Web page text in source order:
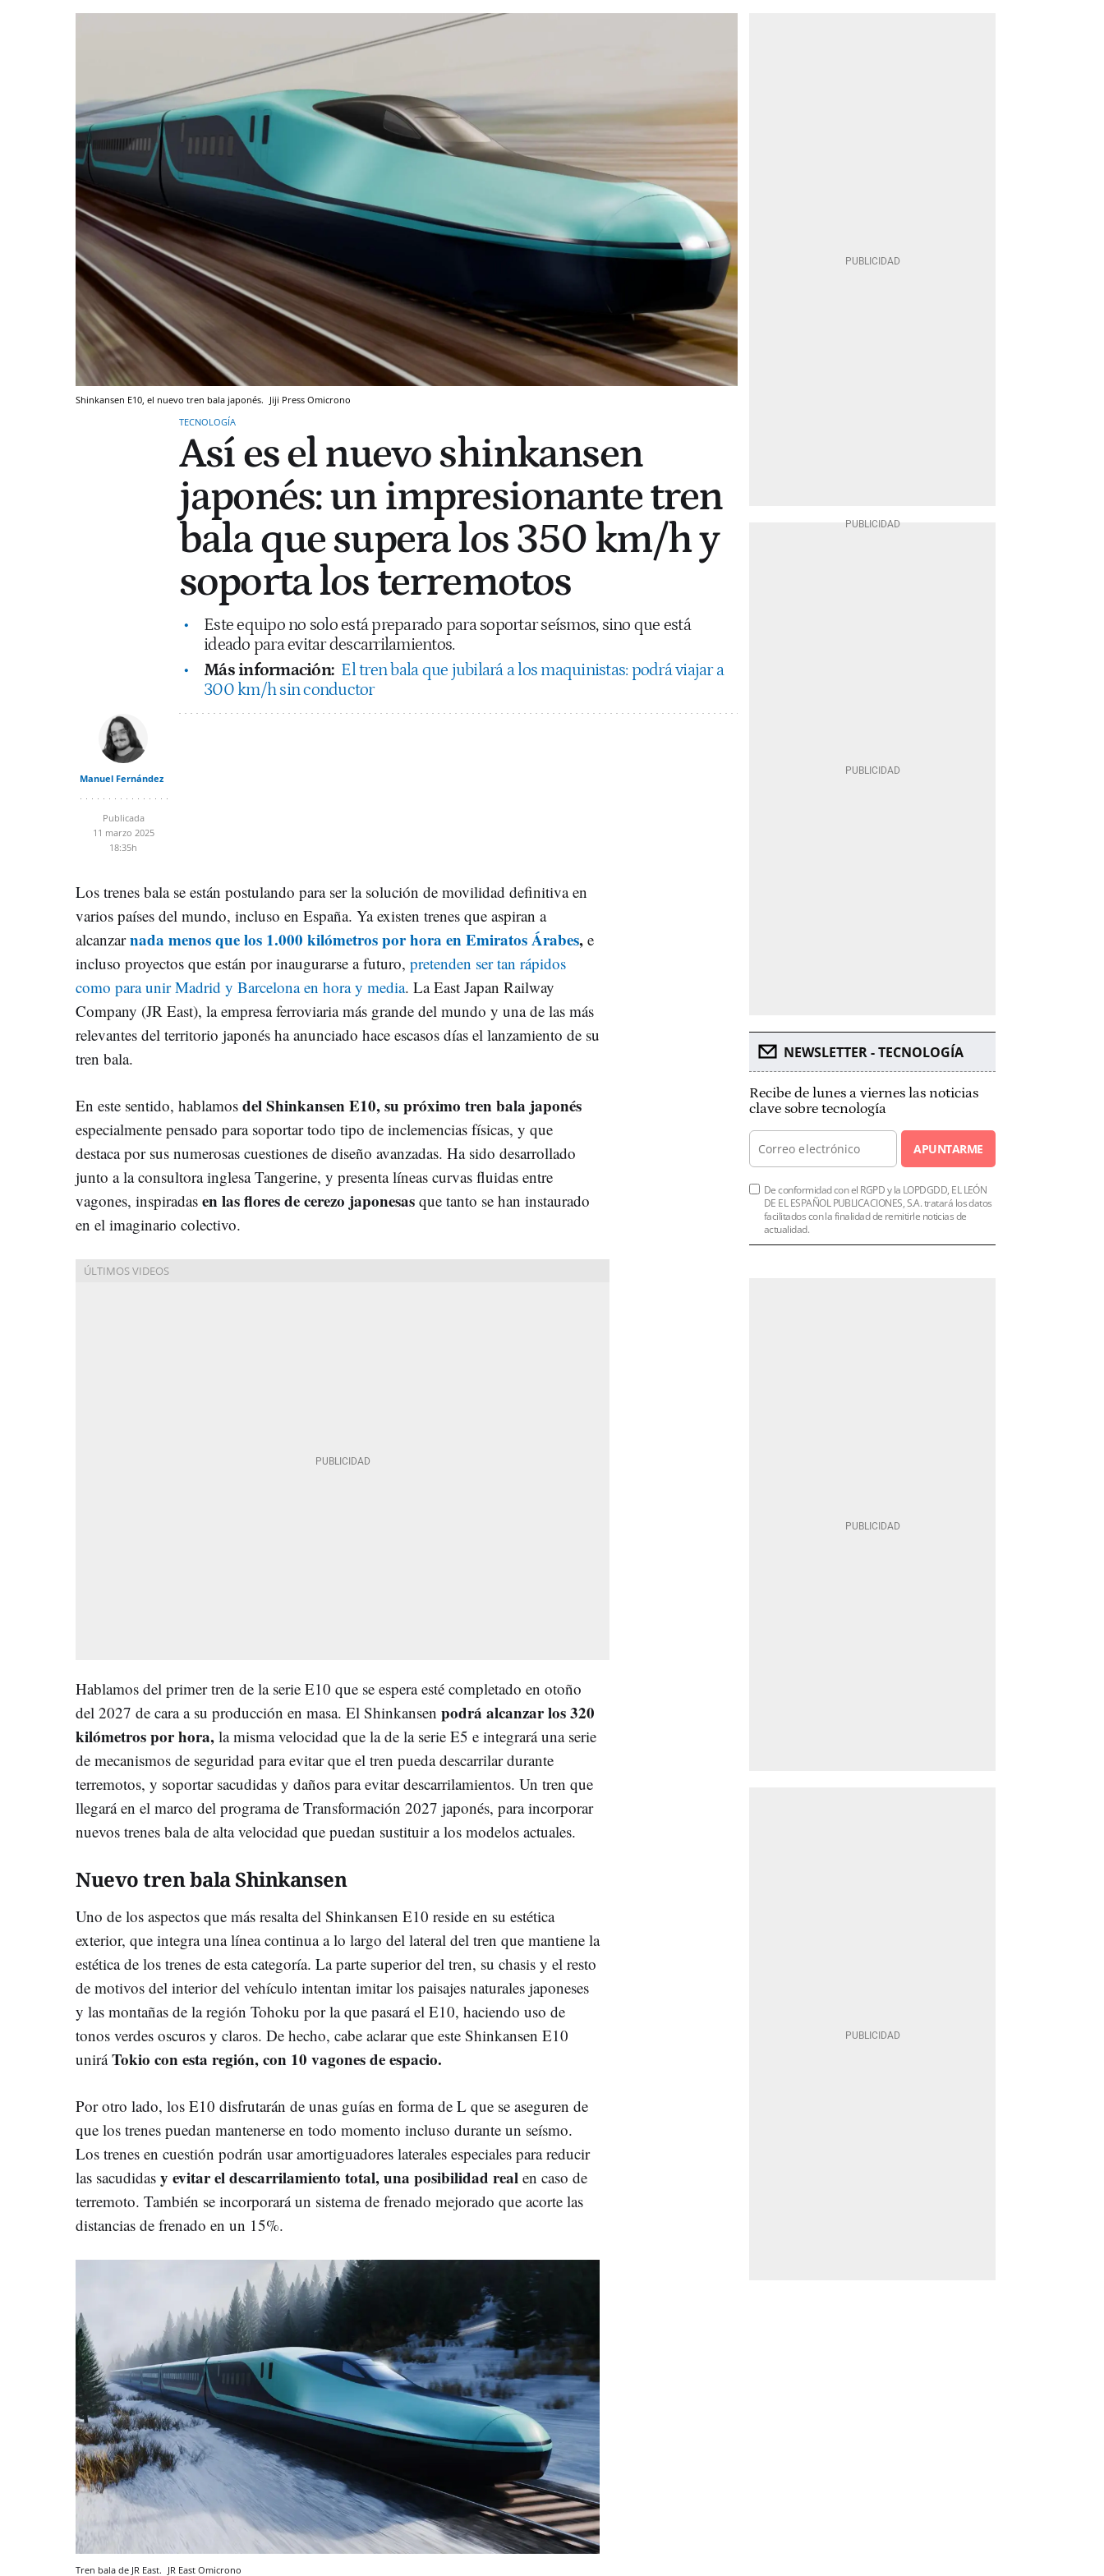
Shinkansen E10, el nuevo tren bala japonés. Jiji Press Omicrono
TECNOLOGÍA
Así es el nuevo shinkansen
japonés: un impresionante tren
bala que supera los 350 km/h y
soporta los terremotos
Este equipo no solo está preparado para soportar seísmos, sino que está
ideado para evitar descarrilamientos.
Más información: El tren bala que jubilará a los maquinistas: podrá viajar a
300 km/h sin conductor
Manuel Fernández
Publicada
11 marzo 2025
18:35h
Los trenes bala se están postulando para ser la solución de movilidad definitiva en
varios países del mundo, incluso en España. Ya existen trenes que aspiran a
alcanzarnada menos que los 1.000 kilómetros por hora en Emiratos Árabes, e
incluso proyectos que están por inaugurarse a futuro, pretenden ser tan rápidos
como para unir Madrid y Barcelona en hora y media. La East Japan Railway
Company (JR East), la empresa ferroviaria más grande del mundo y una de las más
relevantes del territorio japonés ha anunciado hace escasos días el lanzamiento de su
tren bala.
En este sentido, hablamos del Shinkansen E10, su próximo tren bala japonés
especialmente pensado para soportar todo tipo de inclemencias físicas, y que
destaca por sus numerosas cuestiones de diseño avanzadas. Ha sido desarrollado
junto a la consultora inglesa Tangerine, y presenta líneas curvas fluidas entre
vagones, inspiradas en las flores de cerezo japonesas que tanto se han instaurado
en el imaginario colectivo.
Hablamos del primer tren de la serie E10 que se espera esté completado en otoño
del 2027 de cara a su producción en masa. El Shinkansen podrá alcanzar los 320
kilómetros por hora, la misma velocidad que la de la serie E5 e integrará una serie
de mecanismos de seguridad para evitar que el tren pueda descarrilar durante
terremotos, y soportar sacudidas y daños para evitar descarrilamientos. Un tren que
llegará en el marco del programa de Transformación 2027 japonés, para incorporar
nuevos trenes bala de alta velocidad que puedan sustituir a los modelos actuales.
Nuevo tren bala Shinkansen
Uno de los aspectos que más resalta del Shinkansen E10 reside en su estética
exterior, que integra una línea continua a lo largo del lateral del tren que mantiene la
estética de los trenes de esta categoría. La parte superior del tren, su chasis y el resto
de motivos del interior del vehículo intentan imitar los paisajes naturales japoneses
y las montañas de la región Tohoku por la que pasará el E10, haciendo uso de
tonos verdes oscuros y claros. De hecho, cabe aclarar que este Shinkansen E10
uniráTokio con esta región, con 10 vagones de espacio.
Por otro lado, los E10 disfrutarán de unas guías en forma de L que se aseguren de
que los trenes puedan mantenerse en todo momento incluso durante un seísmo.
Los trenes en cuestión podrán usar amortiguadores laterales especiales para reducir
las sacudidas y evitar el descarrilamiento total, una posibilidad real en caso de
terremoto. También se incorporará un sistema de frenado mejorado que acorte las
distancias de frenado en un 15%.
Tren bala de JR East. JR East Omicrono
NEWSLETTER - TECNOLOGÍA
Recibe de lunes a viernes las noticias
clave sobre tecnología
APUNTARME
De conformidad con el RGPD y la LOPDGDD, EL LEÓN
DE EL ESPAÑOL PUBLICACIONES, S.A. tratará los datos
facilitados con la finalidad de remitirle noticias de
actualidad.